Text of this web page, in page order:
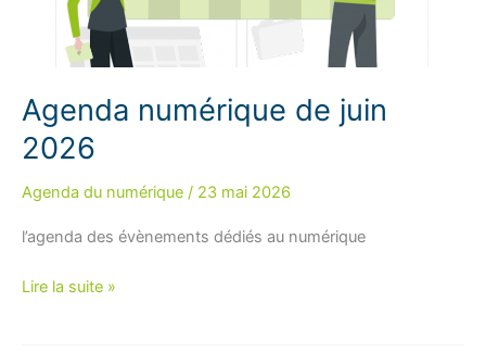
Agenda numérique de juin
2026
Agenda du numérique / 23 mai 2026
l’agenda des évènements dédiés au numérique
Agenda
Lire la suite »